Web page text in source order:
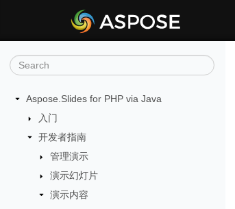
Aspose.Slides for PHP via Java
入门
开发者指南
管理演示
演示幻灯片
演示内容